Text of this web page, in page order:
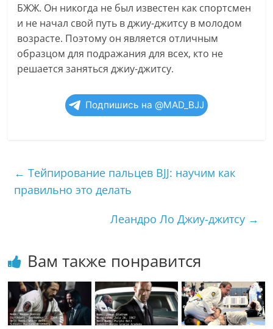
БЖЖ. Он никогда не был известен как спортсмен
и не начал свой путь в джиу-джитсу в молодом
возрасте. Поэтому он является отличным
образцом для подражания для всех, кто не
решается заняться джиу-джитсу.
Подпишись на @MAD_BJJ
← Тейпирование пальцев BJJ: научим как
правильно это делать
Леандро Ло Джиу-джитсу →
Вам также понравится